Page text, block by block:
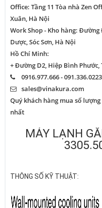
Office: Tầng 11 Tòa nhà Zen
Xuân, Hà Nội
Work Shop - Kho hàng:
Dược, Sóc Sơn, Hà Nội
Hồ Chí Minh:
+ Đường D2, Hiệp Bình
0916.977.666 -
sales@vinakura.com
Quý khách hàng mua số
nhất
MÁY LẠNH
THÔNG SỐ KỸ THUẬT: